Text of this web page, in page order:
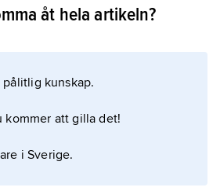
grep 1809 makten på
efter knappt två
örlogskapten. Även i
ett äventyrligt liv som
med mera. 1827
åt hela artikeln?
kunskap.
kommer att gilla det!
i Sverige.